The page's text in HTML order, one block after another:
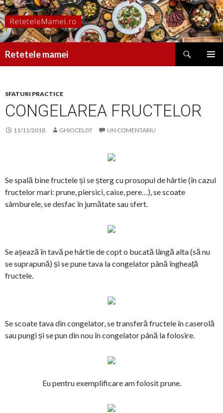
Retetele mamei
SFATURI PRACTICE
CONGELAREA FRUCTELOR
11/11/2018 GHIOCEL07 UN COMENTARIU
Se spală bine fructele și se șterg cu prosopul de hârtie (în cazul
fructelor mari: prune, piersici, caise, pere…), se scoate
sâmburele, se desfac în jumătate sau sfert.
Se așează în tavă pe hârtie de copt o bucată lângă alta (să nu
se suprapună) și se pune tava la congelator până îngheață
fructele.
Se scoate tava din congelator, se transferă fructele în caserolă
sau pungi și se pun din nou în congelator până la folosire.
Eu pentru exemplificare am folosit prune.